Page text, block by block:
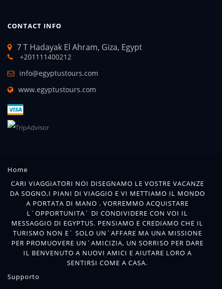
CONTACT INFO
7 T Hadayak El Ahram, Giza, Egypt
+201111400212
info@egyptustours.com
www.egyptustours.com
Home
CARI VIAGGIATORI NOI DISEGNAMO LE VOSTRE VACANZE
DA SOGNO,I PIANI DI VIAGGIO E VI METTIAMO IL MONDO
A PORTATA DI MANO . VORREMMO ACQUISTARE
L`OPPORTUNITA` DI CONDIVIDERE CON VOI IL
MESSAGGIO DI EGYPTUS. PENSIAMO E CREDIAMO CHE IL
TURISMO NON E` SOLO UN`AFFARE MA UNA MISSIONE
PER PROMUOVERE UN`AMICIZIA, UN SORRISO PER DARE
IL BENVENUTO A NUOVI AMICI E AIUTARE LORO A
SENTIRSI COME A CASA.
Supporto